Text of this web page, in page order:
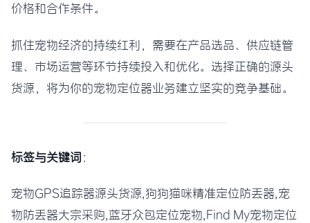
价格和合作条件。
抓住宠物经济的持续红利，需要在产品选品、供应链管
理、市场运营等环节持续投入和优化。选择正确的源头
货源，将为你的宠物定位器业务建立坚实的竞争基础。
标签与关键词：
宠物GPS追踪器源头货源,狗狗猫咪精准定位防丢器,宠
物防丢器大宗采购,蓝牙众包定位宠物,Find My宠物定位